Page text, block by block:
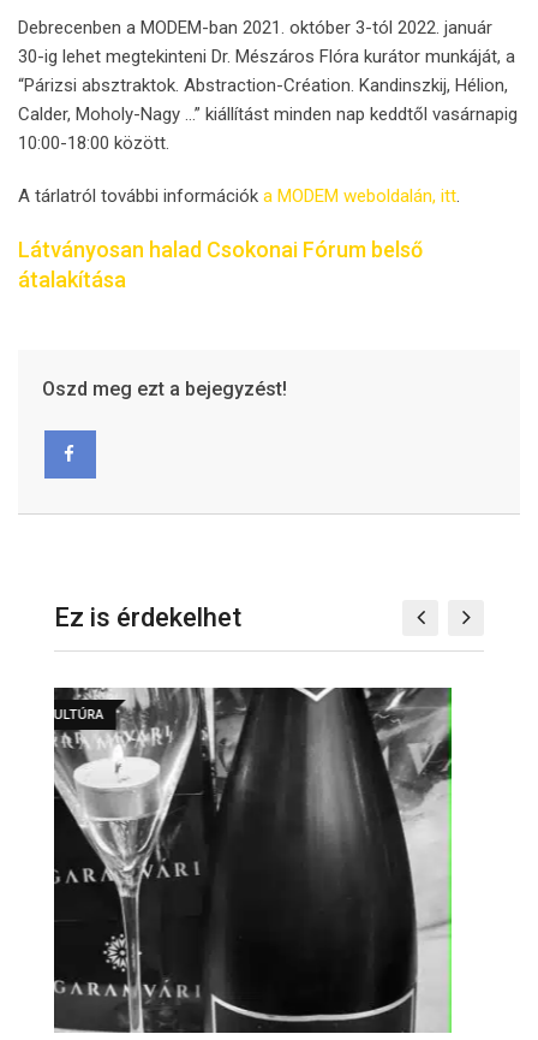
Debrecenben a MODEM-ban 2021. október 3-tól 2022. január
30-ig lehet megtekinteni Dr. Mészáros Flóra kurátor munkáját, a
“Párizsi absztraktok. Abstraction-Création. Kandinszkij, Hélion,
Calder, Moholy-Nagy …” kiállítást minden nap keddtől vasárnapig
10:00-18:00 között.
A tárlatról további információk a MODEM weboldalán, itt.
Látványosan halad Csokonai Fórum belső
átalakítása
Oszd meg ezt a bejegyzést!
Ez is érdekelhet
KULTÚRA